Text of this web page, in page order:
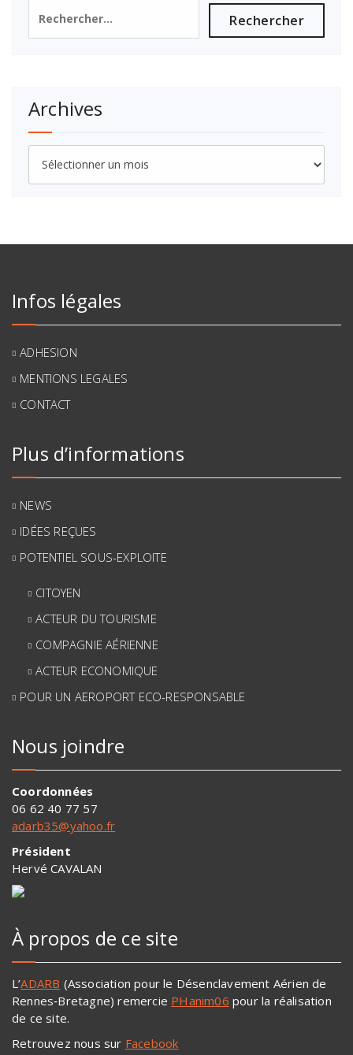
Archives
Archives
Infos légales
ADHESION
MENTIONS LEGALES
CONTACT
Plus d’informations
NEWS
IDÉES REÇUES
POTENTIEL SOUS-EXPLOITE
CITOYEN
ACTEUR DU TOURISME
COMPAGNIE AÉRIENNE
ACTEUR ECONOMIQUE
POUR UN AEROPORT ECO-RESPONSABLE
Nous joindre
Coordonnées
06 62 40 77 57
adarb35@yahoo.fr
Président
Hervé CAVALAN
À propos de ce site
L’ADARB (Association pour le Désenclavement Aérien de
Rennes‐Bretagne) remercie PHanim06 pour la réalisation
de ce site.
Retrouvez nous sur Facebook